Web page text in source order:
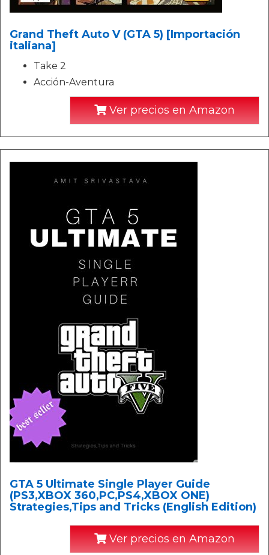
Grand Theft Auto V (GTA 5) [Importación
italiana]
Take 2
Acción-Aventura
Ver precios en Amazon
GTA 5 Ultimate Single Player Guide
(PS3,XBOX 360,PC,PS4,XBOX ONE)
Strategies,Tips and Tricks (English Edition)
Ver precios en Amazon